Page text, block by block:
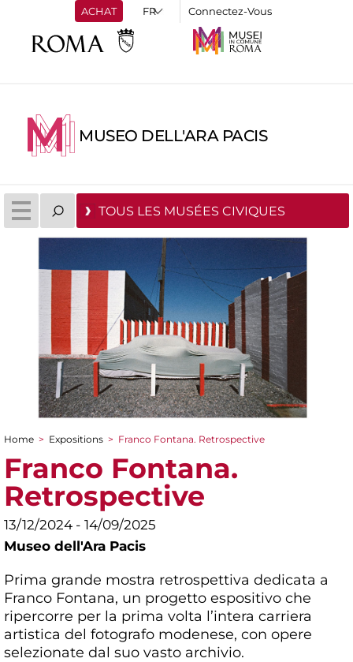
ACHAT Connectez-Vous
MUSEO DELL'ARA PACIS
TOUS LES MUSÉES CIVIQUES
You are here
Home > Expositions > Franco Fontana. Retrospective
Franco Fontana.
Retrospective
13/12/2024 - 14/09/2025
Museo dell'Ara Pacis
Prima grande mostra retrospettiva dedicata a
Franco Fontana, un progetto espositivo che
ripercorre per la prima volta l’intera carriera
artistica del fotografo modenese, con opere
selezionate dal suo vasto archivio.